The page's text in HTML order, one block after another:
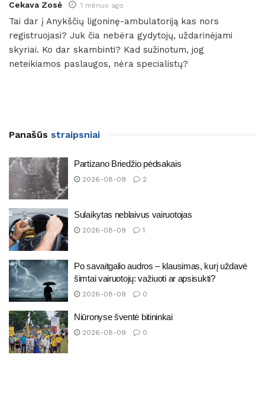
Cekava Zosė 1 mėnuo ago
Tai dar į Anykščių ligoninę-ambulatoriją kas nors
registruojasi? Juk čia nebėra gydytojų, uždarinėjami
skyriai. Ko dar skambinti? Kad sužinotum, jog
neteikiamos paslaugos, nėra specialistų?
Panašūs straipsniai
Partizano Briedžio pėdsakais
2026-08-09 2
Sulaikytas neblaivus vairuotojas
2026-08-09 1
Po savaitgalio audros – klausimas, kurį uždavė
šimtai vairuotojų: važiuoti ar apsisukti?
2026-08-09 0
Niūronyse šventė bitininkai
2026-08-09 0